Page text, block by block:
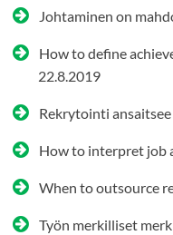
Johtaminen on
How to define
22.8.2019
Rekrytointi
How to interpret job
When to outsource
Työn merkilliset